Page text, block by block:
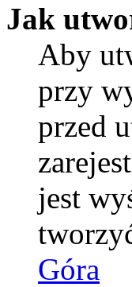
Jak
Aby
przy
przed
jest
Góra